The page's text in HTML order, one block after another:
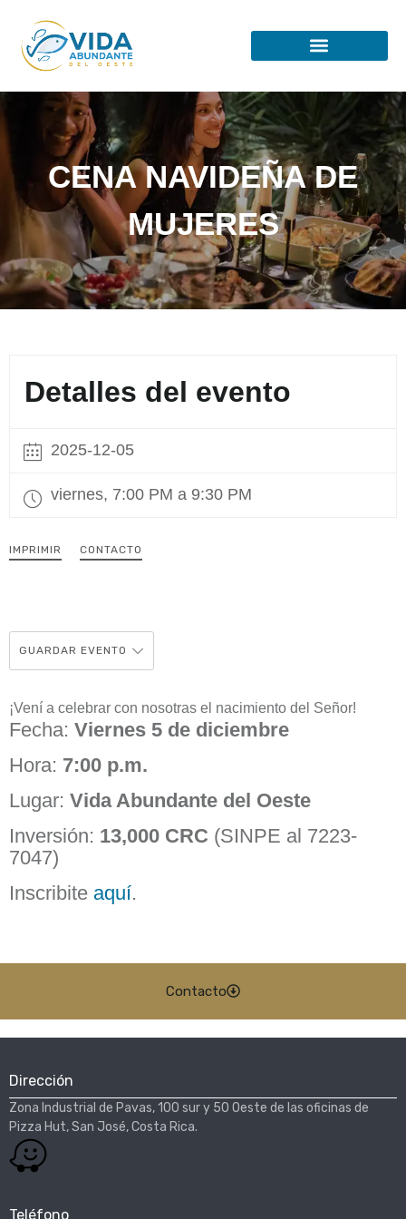
CENA NAVIDEÑA DE
MUJERES
Detalles del evento
2025-12-05
viernes, 7:00 PM a 9:30 PM
IMPRIMIR CONTACTO
GUARDAR EVENTO
¡Vení a celebrar con nosotras el nacimiento del Señor!
Fecha: Viernes 5 de diciembre
Hora: 7:00 p.m.
Lugar: Vida Abundante del Oeste
Inversión: 13,000 CRC (SINPE al 7223-
7047)
Inscribite aquí.
Contacto
Dirección
Zona Industrial de Pavas, 100 sur y 50 Oeste de las oficinas de
Pizza Hut, San José, Costa Rica.​
Teléfono